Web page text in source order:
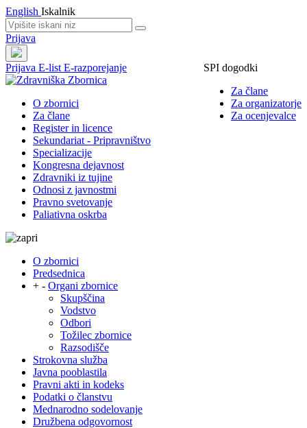
English Iskalnik
Prijava
Prijava
SPI dogodki
Za člane
Za organizatorje
Za ocenjevalce
E-list E-razporejanje
O zbornici
Za člane
Register in licence
Sekundariat - Pripravništvo
Specializacije
Kongresna dejavnost
Zdravniki iz tujine
Odnosi z javnostmi
Pravno svetovanje
Paliativna oskrba
O zbornici
Predsednica
+ - Organi zbornice
Skupščina
Vodstvo
Odbori
Tožilec zbornice
Razsodišče
Strokovna služba
Javna pooblastila
Pravni akti in kodeks
Podatki o članstvu
Mednarodno sodelovanje
Družbena odgovornost